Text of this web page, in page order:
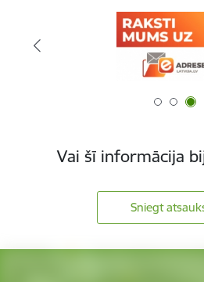
Vai šī informācija
Sniegt